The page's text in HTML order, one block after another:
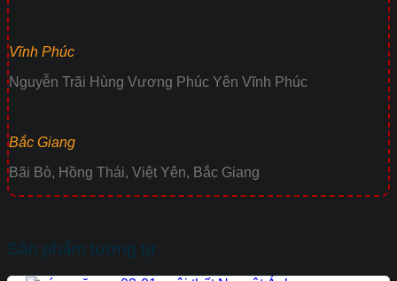
Vĩnh Phúc
Nguyễn Trãi Hùng Vương Phúc Yên Vĩnh Phúc
Bắc Giang
Bãi Bò, Hồng Thái, Việt Yên, Bắc Giang
Sản phẩm tương tự